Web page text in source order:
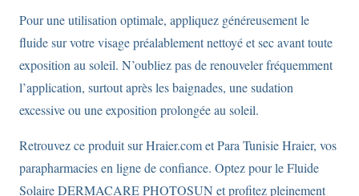
Pour une utilisation optimale, appliquez généreusement le
fluide sur votre visage préalablement nettoyé et sec avant toute
exposition au soleil. N’oubliez pas de renouveler fréquemment
l’application, surtout après les baignades, une sudation
excessive ou une exposition prolongée au soleil.
Retrouvez ce produit sur Hraier.com et Para Tunisie Hraier, vos
parapharmacies en ligne de confiance. Optez pour le Fluide
Solaire DERMACARE PHOTOSUN et profitez pleinement